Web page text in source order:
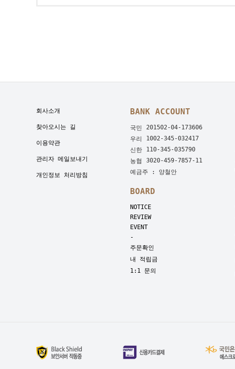
회사소개
찾아오시는 길
이용약관
관리자 메일보내기
개인정보 처리방침
BANK ACCOUNT
국민
201502-04-173606
우리
1002-345-032417
신한
110-345-035790
농협
3020-459-7857-11
예금주 : 양철안
BOARD
NOTICE
REVIEW
EVENT
-
주문확인
내 적립금
1:1 문의